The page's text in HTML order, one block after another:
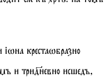
крестаѡбразно
и тридневно исшедъ,